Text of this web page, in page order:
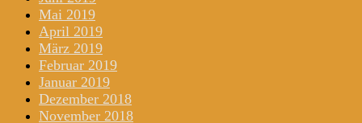
Mai 2019
April 2019
März 2019
Februar 2019
Januar 2019
Dezember 2018
November 2018